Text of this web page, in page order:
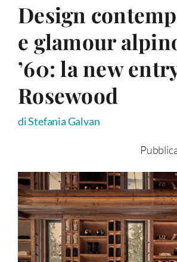
Design
e glamour
’60: la new
Rosewood
di Stefania Galvan